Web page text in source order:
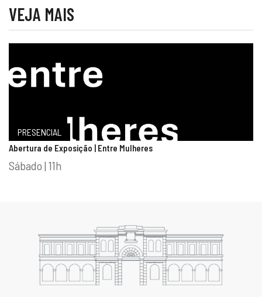
VEJA MAIS
PRESENCIAL
Abertura de Exposição | Entre Mulheres
Sábado | 11h